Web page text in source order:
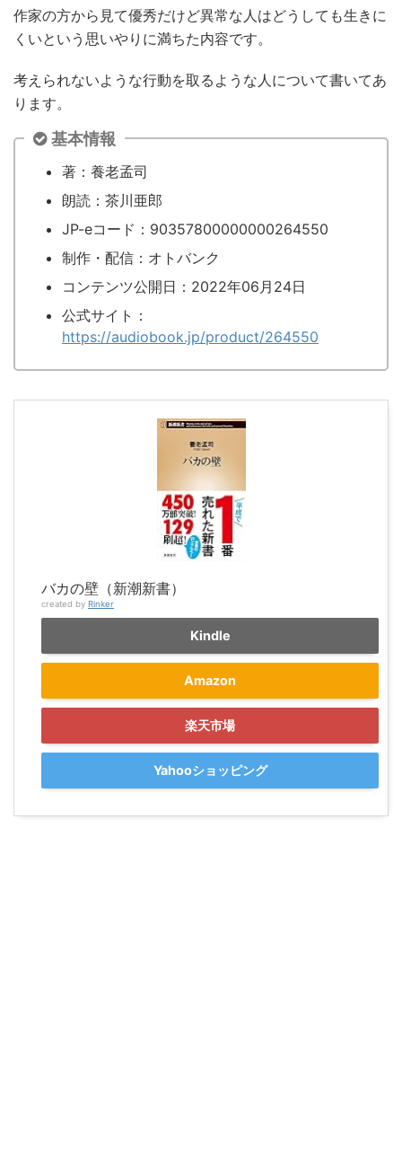
作家の方から見て優秀だけど異常な人はどうしても生きに
くいという思いやりに満ちた内容です。
考えられないような行動を取るような人について書いてあ
ります。
基本情報
著：養老孟司
朗読：茶川亜郎
JP-eコード：90357800000000264550
制作・配信：オトバンク
コンテンツ公開日：2022年06月24日
公式サイト：
https://audiobook.jp/product/264550
バカの壁（新潮新書）
created by Rinker
Kindle
Amazon
楽天市場
Yahooショッピング